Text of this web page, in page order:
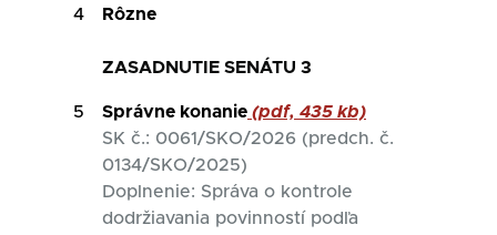
4 Rôzne
ZASADNUTIE SENÁTU 3
5 Správne konanie (pdf, 435 kb)
SK č.: 0061/SKO/2026 (predch. č.
0134/SKO/2025)
Doplnenie: Správa o kontrole
dodržiavania povinností podľa